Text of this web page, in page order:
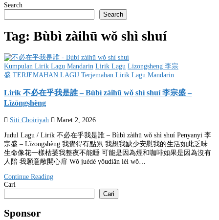
Search
Search
Tag: Bùbì zàihū wǒ shì shuí
Posted
in
Kumpulan Lirik Lagu Mandarin Lirik Lagu Lizongsheng 李宗
盛 TERJEMAHAN LAGU Terjemahan Lirik Lagu Mandarin
Lirik 不必在乎我是誰 – Bùbì zàihū wǒ shì shuí 李宗盛 –
Lǐzōngshèng
Siti Choiriyah Maret 2, 2026
Judul Lagu / Lirik 不必在乎我是誰 – Bùbì zàihū wǒ shì shuí Penyanyi 李
宗盛 – Lǐzōngshèng 我覺得有點累 我想我缺少安慰我的生活如此乏味
生命像花一樣枯萎我整夜不能睡 可能是因為煙和咖啡如果是因為沒有
人陪 我願意敞開心扉 Wǒ juédé yǒudiǎn lèi wǒ…
Continue Reading
Cari
Cari
Sponsor